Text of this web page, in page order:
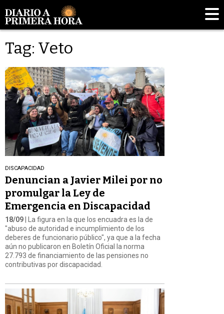
Tag: Veto
DISCAPACIDAD
Denuncian a Javier Milei por no
promulgar la Ley de
Emergencia en Discapacidad
18/09 | La figura en la que los encuadra es la de
"abuso de autoridad e incumplimiento de los
deberes de funcionario público", ya que a la fecha
aún no publicaron en Boletín Oficial la norma
27.793 de financiamiento de las pensiones no
contributivas por discapacidad.